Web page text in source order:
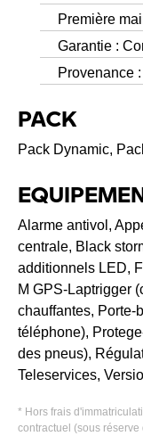
Première
Garantie :
Provenance
PACK
Pack Dynamic,
Alarme antivol,
centrale, Black
additionnels LED,
M GPS-Laptrigger
chauffantes, Porte-
téléphone),
des pneus),
Teleservices,
* Hors frais
contractuel (sous